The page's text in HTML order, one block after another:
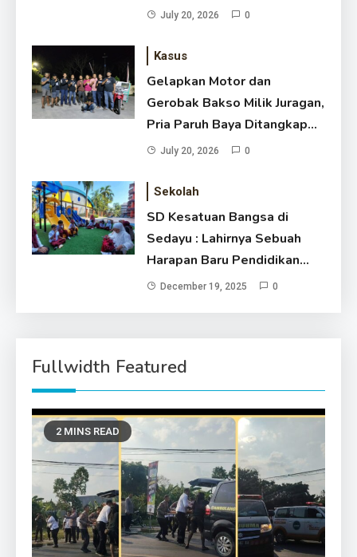
July 20, 2026 0
Kasus
Gelapkan Motor dan
Gerobak Bakso Milik Juragan,
Pria Paruh Baya Ditangkap
Polisi di Godean
July 20, 2026 0
Sekolah
SD Kesatuan Bangsa di
Sedayu : Lahirnya Sebuah
Harapan Baru Pendidikan
Dasar
December 19, 2025 0
Fullwidth Featured
2 MINS READ